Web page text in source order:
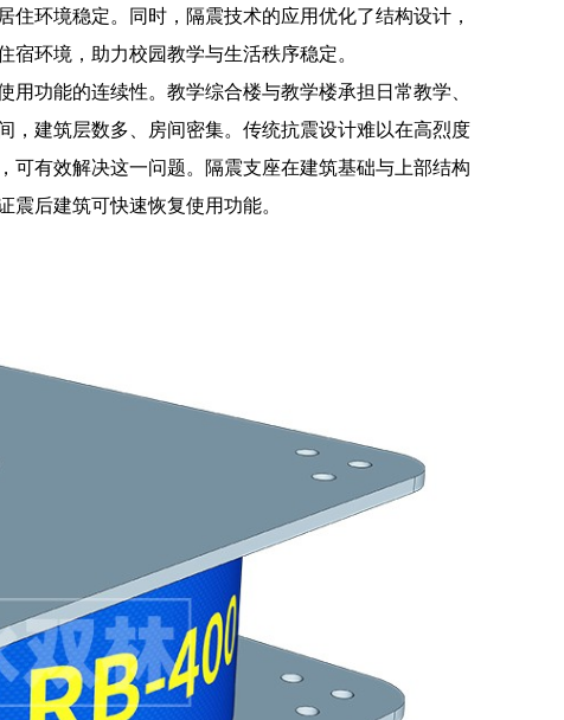
环境稳定。同时，隔震技术的应用优化了结构设计，
环境，助力校园教学与生活秩序稳定。
功能的连续性。教学综合楼与教学楼承担日常教学、
，建筑层数多、房间密集。传统抗震设计难以在高烈度
可有效解决这一问题。隔震支座在建筑基础与上部结构
后建筑可快速恢复使用功能。